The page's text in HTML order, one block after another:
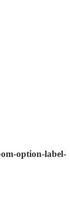
option-label-